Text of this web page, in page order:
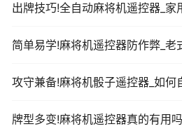
出牌技巧!全自动麻将机遥控器_家
简单易学!麻将机遥控器防作弊_
攻守兼备!麻将机骰子遥控器_如何
牌型多变!麻将机遥控器真的有用